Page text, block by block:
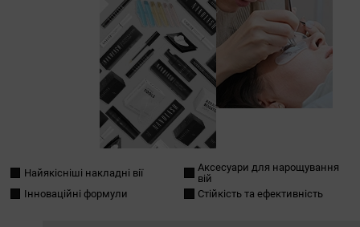
Найякісніші накладні вії
Аксесуари для нарощування
вій
Інноваційні формули
Стійкість та ефективність